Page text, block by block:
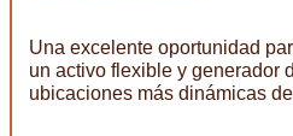
Una excelente oportunidad
un activo flexible y generador
ubicaciones más dinámicas